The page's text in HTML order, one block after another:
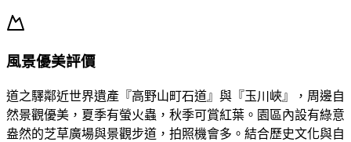
風景優美評價
道之驛鄰近世界遺產『高野山町石道』與『玉川峽』，周邊自
然景觀優美，夏季有螢火蟲，秋季可賞紅葉。園區內設有綠意
盎然的芝草廣場與景觀步道，拍照機會多。結合歷史文化與自